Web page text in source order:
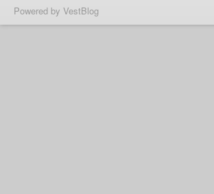
Powered by VestBlog